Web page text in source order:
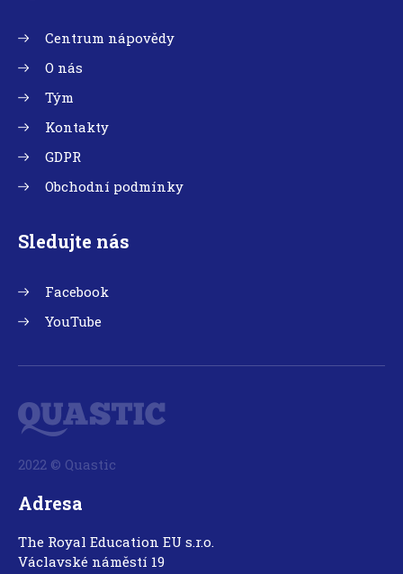
Centrum nápovědy
O nás
Tým
Kontakty
GDPR
Obchodní podmínky
Sledujte nás
Facebook
YouTube
2022 © Quastic
Adresa
The Royal Education EU s.r.o.
Václavské náměstí 19